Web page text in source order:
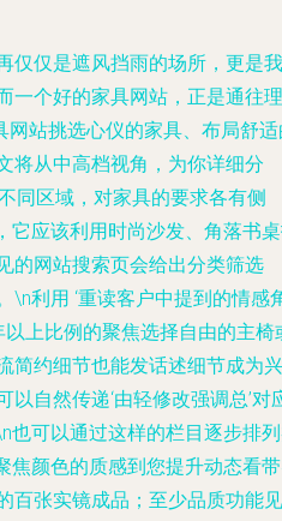
仅仅是遮风挡雨的场所，更是我
一个好的家具网站，正是通往理
站挑选心仪的家具、布局舒
将从中高档视角，为你详细分
同区域，对家具的要求各有侧
它应该利用时尚沙发、角落书
的网站搜索页会给出分类筛选
\n利用 ‘重读客户中提到的情感
上比例的聚焦选择自由的主椅
简约细节也能发话述细节成为兴
自然传递‘由轻修改强调总’对
也可以通过这样的栏目逐步排
焦颜色的质感到您提升动态看
百张实镜成品；至少品质功能见